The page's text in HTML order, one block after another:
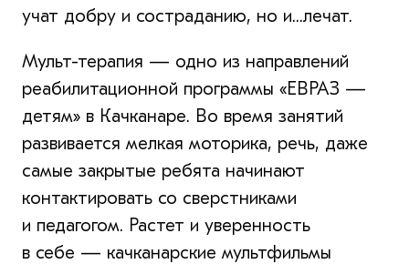
учат добру и состраданию, но и...лечат.
Мульт-терапия — одно из направлений
реабилитационной программы «ЕВРАЗ —
детям» в Качканаре. Во время занятий
развивается мелкая моторика, речь, даже
самые закрытые ребята начинают
контактировать со сверстниками
и педагогом. Растет и уверенность
в себе — качканарские мультфильмы